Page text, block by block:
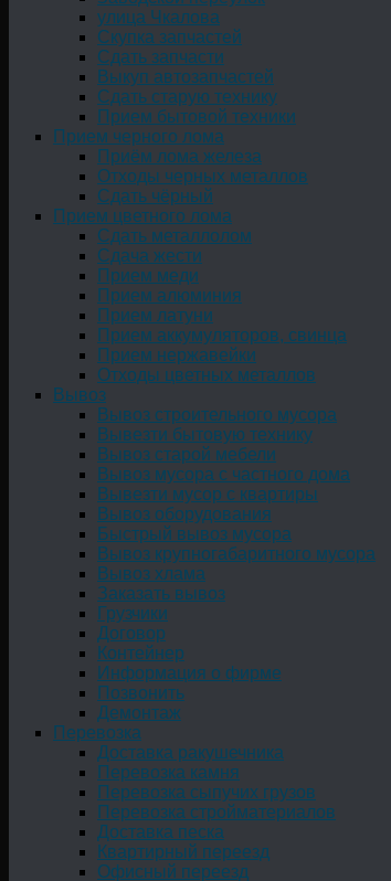
улица Чкалова
Скупка запчастей
Сдать запчасти
Выкуп автозапчастей
Сдать старую технику
Прием бытовой техники
Прием черного лома
Приём лома железа
Отходы черных металлов
Сдать чёрный
Прием цветного лома
Сдать металлолом
Сдача жести
Прием меди
Прием алюминия
Прием латуни
Прием аккумуляторов, свинца
Прием нержавейки
Отходы цветных металлов
Вывоз
Вывоз строительного мусора
Вывезти бытовую технику
Вывоз старой мебели
Вывоз мусора с частного дома
Вывезти мусор с квартиры
Вывоз оборудования
Быстрый вывоз мусора
Вывоз крупногабаритного мусора
Вывоз хлама
Заказать вывоз
Грузчики
Договор
Контейнер
Информация о фирме
Позвонить
Демонтаж
Перевозка
Доставка ракушечника
Перевозка камня
Перевозка сыпучих грузов
Перевозка стройматериалов
Доставка песка
Квартирный переезд
Офисный переезд